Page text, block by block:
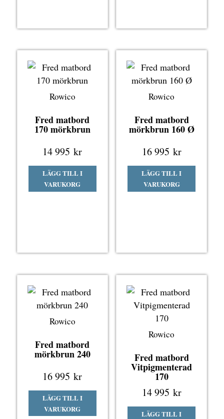
Rowico
Fred matbord
170 mörkbrun
14 995kr
LÄGG TILL I
VARUKORG
Rowico
Fred matbord
mörkbrun 160 Ø
16 995 kr
LÄGG TILL I
VARUKORG
Rowico
Fred matbord
mörkbrun 240
16 995kr
LÄGG TILL I
VARUKORG
Rowico
Fred matbord
Vitpigmenterad
170
14 995 kr
LÄGG TILL I